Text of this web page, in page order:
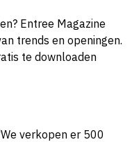
Entree Magazine
trends en openingen.
te downloaden
verkopen er 500